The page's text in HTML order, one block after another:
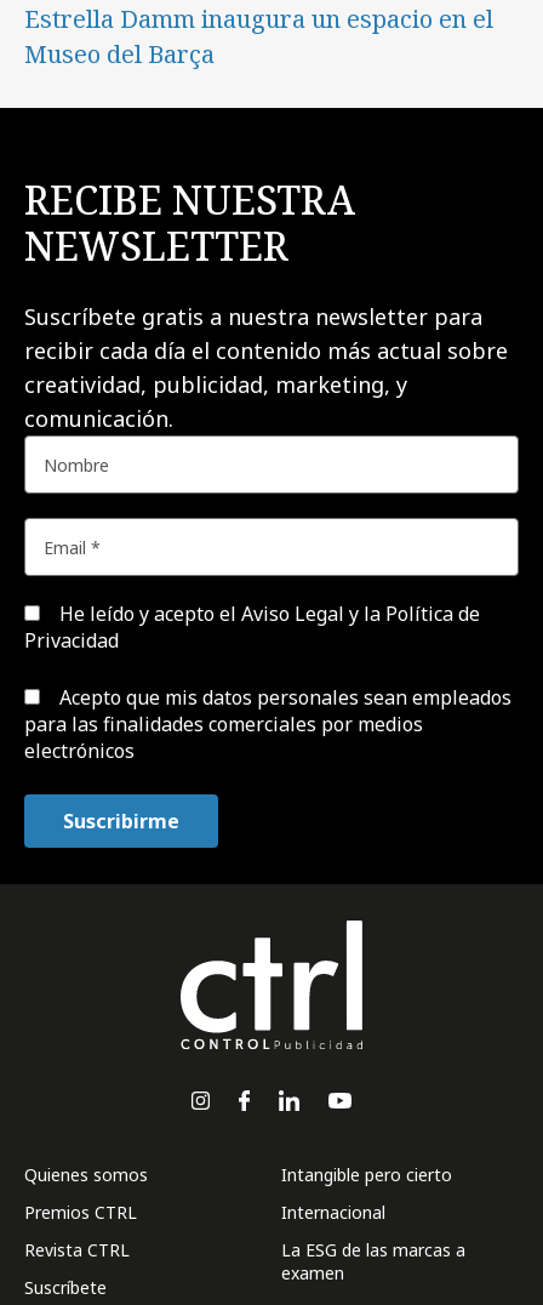
Estrella Damm inaugura un espacio en el
Museo del Barça
RECIBE NUESTRA
NEWSLETTER
Suscríbete gratis a nuestra newsletter para
recibir cada día el contenido más actual sobre
creatividad, publicidad, marketing, y
comunicación.
He leído y acepto el Aviso Legal y la Política de
Privacidad
Acepto que mis datos personales sean empleados
para las finalidades comerciales por medios
electrónicos
Quienes somos
Premios CTRL
Revista CTRL
Suscríbete
Intangible pero cierto
Internacional
La ESG de las marcas a
examen